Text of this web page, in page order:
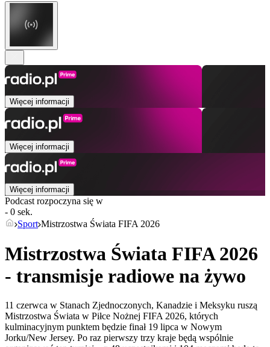
Więcej informacji
Więcej informacji
Więcej informacji
Podcast rozpoczyna się w
- 0 sek.
Sport Mistrzostwa Świata FIFA 2026
Mistrzostwa Świata FIFA 2026
- transmisje radiowe na żywo
11 czerwca w Stanach Zjednoczonych, Kanadzie i Meksyku ruszą
Mistrzostwa Świata w Piłce Nożnej FIFA 2026, których
kulminacyjnym punktem będzie finał 19 lipca w Nowym
Jorku/New Jersey. Po raz pierwszy trzy kraje będą wspólnie